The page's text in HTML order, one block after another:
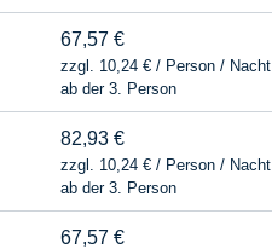
67,57 €
zzgl. 10,24 € / Person / Nacht
ab der 3. Person
82,93 €
zzgl. 10,24 € / Person / Nacht
ab der 3. Person
67,57 €